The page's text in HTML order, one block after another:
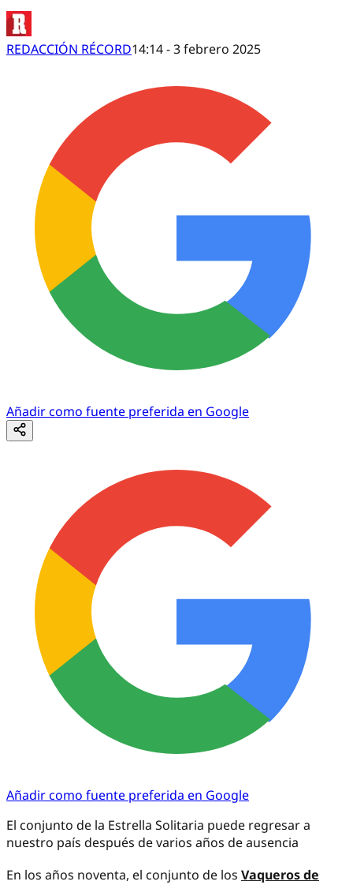
REDACCIÓN RÉCORD14:14 - 3 febrero 2025
Añadir como fuente preferida en Google
Añadir como fuente preferida en Google
El conjunto de la Estrella Solitaria puede regresar a
nuestro país después de varios años de ausencia
En los años noventa, el conjunto de los Vaqueros de